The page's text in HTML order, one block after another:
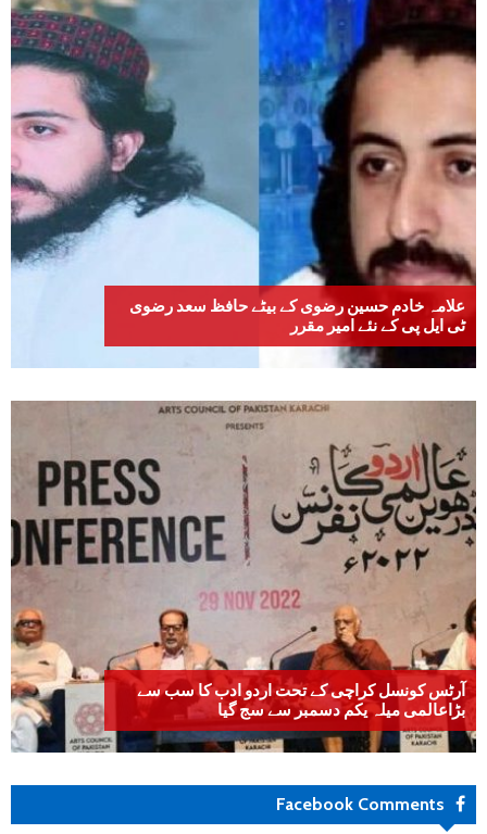
علامہ خادم حسین رضوی کے بیٹے حافظ سعد رضوی
ٹی ایل پی کے نئے امیر مقرر
آرٹس کونسل کراچی کے تحت اردو ادب کا سب سے
بڑاعالمی میلہ یکم دسمبر سے سج گیا
Facebook Comments